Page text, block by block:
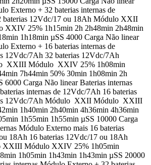
Externo + 32 baterias internas de
baterias 12Vdc/17 ou 18Ah Módulo XXII
25% 1h15min 2h 2h48min 2h48min
1h18min µSS 4000 Carga Não linear
Externo + 16 baterias internas de
12Vdc/7Ah 32 baterias 12Vdc/7Ah
XXIII Módulo XXIV 25% 1h08min
7h44min 50% 30min 1h08min 2h
6000 Carga Não linear Baterias internas
internas de 12Vdc/7Ah 16 baterias
12Vdc/7Ah Módulo XXII Módulo XXIII
1h40min 2h40min 4h36min 4h36min
1h55min 1h55min µSS 10000 Carga
Módulo Externo mais 16 baterias
18Ah 16 baterias 12Vdc/17 ou 18Ah
Módulo XXIV 25% 1h05min
1h05min 1h43min 1h43min µSS 20000